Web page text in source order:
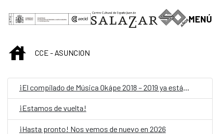
Saut au contenu principal
MENÚ
INICIOCCE - ASUNCION
¡Estamos de vuelta!
¡Hasta pronto! Nos vemos de nuevo en 2026